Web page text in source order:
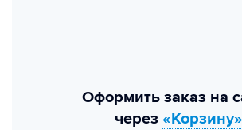
Оформить заказ на
через «Корзину»